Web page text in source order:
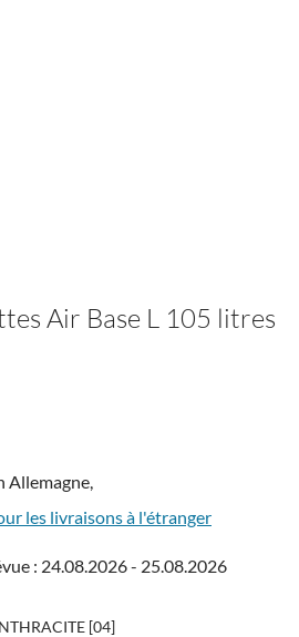
Air Base L 105 litres
Allemagne,
les livraisons à l'étranger
: 24.08.2026 - 25.08.2026
[04]